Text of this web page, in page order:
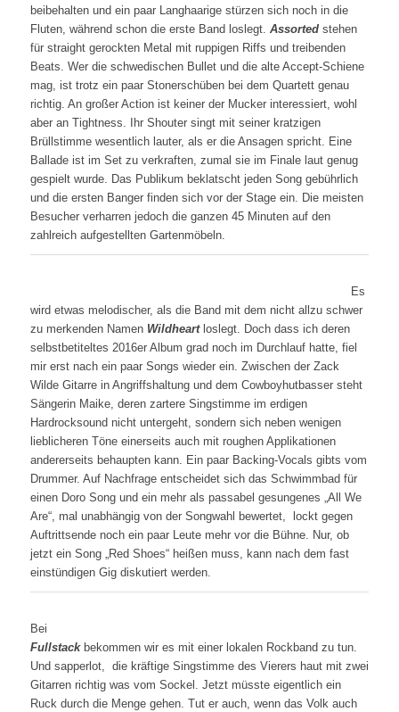
beibehalten und ein paar Langhaarige stürzen sich noch in die
Fluten, während schon die erste Band loslegt. Assortedstehen
für straight gerockten Metal mit ruppigen Riffs und treibenden
Beats. Wer die schwedischen Bullet und die alte Accept-Schiene
mag, ist trotz ein paar Stonerschüben bei dem Quartett genau
richtig. An großer Action ist keiner der Mucker interessiert, wohl
aber an Tightness. Ihr Shouter singt mit seiner kratzigen
Brüllstimme wesentlich lauter, als er die Ansagen spricht. Eine
Ballade ist im Set zu verkraften, zumal sie im Finale laut genug
gespielt wurde. Das Publikum beklatscht jeden Song gebührlich
und die ersten Banger finden sich vor der Stage ein. Die meisten
Besucher verharren jedoch die ganzen 45 Minuten auf den
zahlreich aufgestellten Gartenmöbeln.
Es
wird etwas melodischer, als die Band mit dem nicht allzu schwer
zu merkenden Namen Wildheartloslegt. Doch dass ich deren
selbstbetiteltes 2016er Album grad noch im Durchlauf hatte, fiel
mir erst nach ein paar Songs wieder ein. Zwischen der Zack
Wilde Gitarre in Angriffshaltung und dem Cowboyhutbasser steht
Sängerin Maike, deren zartere Singstimme im erdigen
Hardrocksound nicht untergeht, sondern sich neben wenigen
lieblicheren Töne einerseits auch mit roughen Applikationen
andererseits behaupten kann. Ein paar Backing-Vocals gibts vom
Drummer. Auf Nachfrage entscheidet sich das Schwimmbad für
einen Doro Song und ein mehr als passabel gesungenes „All We
Are“, mal unabhängig von der Songwahl bewertet, lockt gegen
Auftrittsende noch ein paar Leute mehr vor die Bühne. Nur, ob
jetzt ein Song „Red Shoes“ heißen muss, kann nach dem fast
einstündigen Gig diskutiert werden.
Bei
Fullstackbekommen wir es mit einer lokalen Rockband zu tun.
Und sapperlot, die kräftige Singstimme des Vierers haut mit zwei
Gitarren richtig was vom Sockel. Jetzt müsste eigentlich ein
Ruck durch die Menge gehen. Tut er auch, wenn das Volk auch